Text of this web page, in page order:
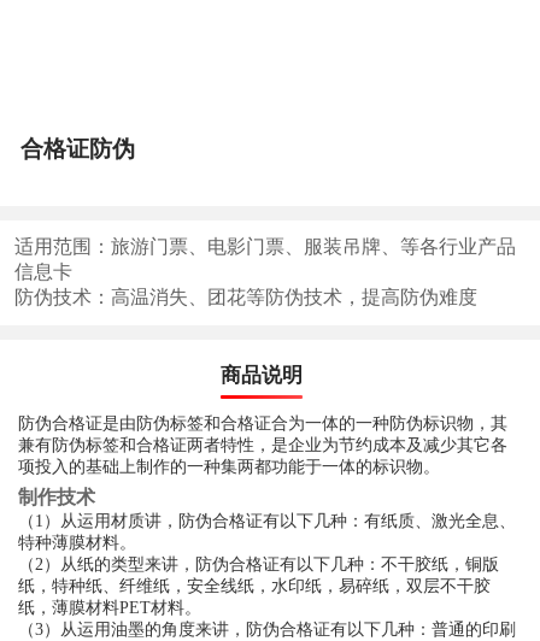
合格证防伪
适用范围：旅游门票、电影门票、服装吊牌、等各行业产品
信息卡
防伪技术：高温消失、团花等防伪技术，提高防伪难度
商品说明
防伪合格证是由防伪标签和合格证合为一体的一种防伪标识物，其
兼有防伪标签和合格证两者特性，是企业为节约成本及减少其它各
项投入的基础上制作的一种集两都功能于一体的标识物。
制作技术
（1）从运用材质讲，防伪合格证有以下几种：有纸质、激光全息、
特种薄膜材料。
（2）从纸的类型来讲，防伪合格证有以下几种：不干胶纸，铜版
纸，特种纸、纤维纸，安全线纸，水印纸，易碎纸，双层不干胶
纸，薄膜材料PET材料。
（3）从运用油墨的角度来讲，防伪合格证有以下几种：普通的印刷